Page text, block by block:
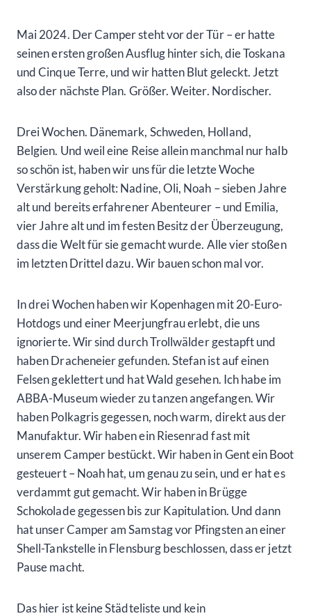
Mai 2024. Der Camper steht vor der Tür – er hatte
seinen ersten großen Ausflug hinter sich, die Toskana
und Cinque Terre, und wir hatten Blut geleckt. Jetzt
also der nächste Plan. Größer. Weiter. Nordischer.
Drei Wochen. Dänemark, Schweden, Holland,
Belgien. Und weil eine Reise allein manchmal nur halb
so schön ist, haben wir uns für die letzte Woche
Verstärkung geholt: Nadine, Oli, Noah – sieben Jahre
alt und bereits erfahrener Abenteurer – und Emilia,
vier Jahre alt und im festen Besitz der Überzeugung,
dass die Welt für sie gemacht wurde. Alle vier stoßen
im letzten Drittel dazu. Wir bauen schon mal vor.
In drei Wochen haben wir Kopenhagen mit 20-Euro-
Hotdogs und einer Meerjungfrau erlebt, die uns
ignorierte. Wir sind durch Trollwälder gestapft und
haben Dracheneier gefunden. Stefan ist auf einen
Felsen geklettert und hat Wald gesehen. Ich habe im
ABBA-Museum wieder zu tanzen angefangen. Wir
haben Polkagris gegessen, noch warm, direkt aus der
Manufaktur. Wir haben ein Riesenrad fast mit
unserem Camper bestückt. Wir haben in Gent ein Boot
gesteuert – Noah hat, um genau zu sein, und er hat es
verdammt gut gemacht. Wir haben in Brügge
Schokolade gegessen bis zur Kapitulation. Und dann
hat unser Camper am Samstag vor Pfingsten an einer
Shell-Tankstelle in Flensburg beschlossen, dass er jetzt
Pause macht.
Das hier ist keine Städteliste und kein